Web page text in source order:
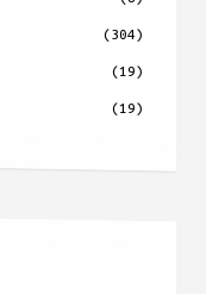
(304)
(19)
(19)